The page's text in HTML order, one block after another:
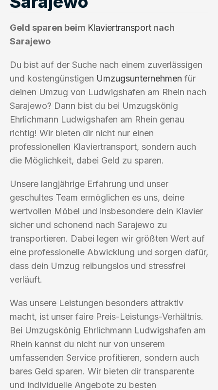
Geld sparen beim Klaviertransport nach
Sarajewo
Du bist auf der Suche nach einem zuverlässigen
und kostengünstigen Umzugsunternehmen für
deinen Umzug von Ludwigshafen am Rhein nach
Sarajewo? Dann bist du bei Umzugskönig
Ehrlichmann Ludwigshafen am Rhein genau
richtig! Wir bieten dir nicht nur einen
professionellen Klaviertransport, sondern auch
die Möglichkeit, dabei Geld zu sparen.
Unsere langjährige Erfahrung und unser
geschultes Team ermöglichen es uns, deine
wertvollen Möbel und insbesondere dein Klavier
sicher und schonend nach Sarajewo zu
transportieren. Dabei legen wir größten Wert auf
eine professionelle Abwicklung und sorgen dafür,
dass dein Umzug reibungslos und stressfrei
verläuft.
Was unsere Leistungen besonders attraktiv
macht, ist unser faire Preis-Leistungs-Verhältnis.
Bei Umzugskönig Ehrlichmann Ludwigshafen am
Rhein kannst du nicht nur von unserem
umfassenden Service profitieren, sondern auch
bares Geld sparen. Wir bieten dir transparente
und individuelle Angebote zu besten